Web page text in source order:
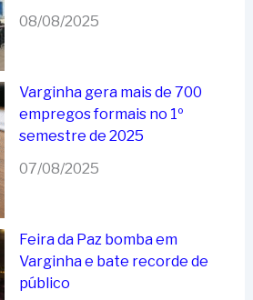
08/08/2025
Varginha gera mais de 700
empregos formais no 1º
semestre de 2025
07/08/2025
Feira da Paz bomba em
Varginha e bate recorde de
público